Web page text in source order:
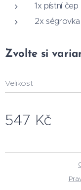
1x pístní čep
2x ségrovka
Zvolte si
Velikost
547 Kč